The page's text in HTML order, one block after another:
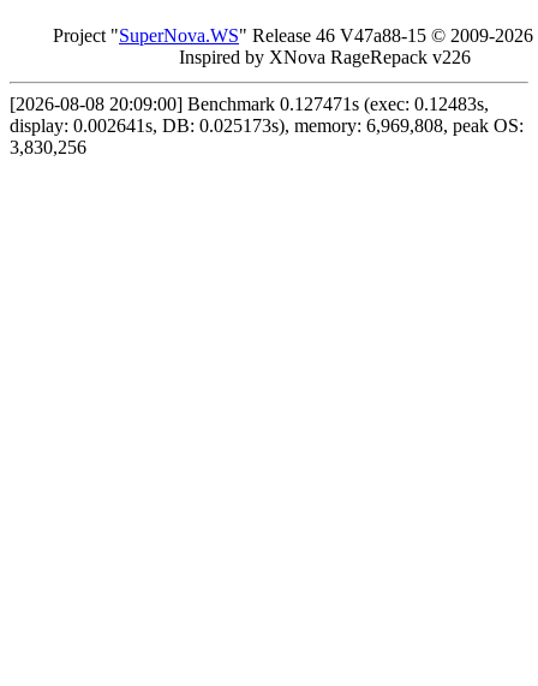
Project "SuperNova.WS" Release 46 V47a88-15 © 2009-2026
Inspired by XNova RageRepack v226
[2026-08-08 20:09:00] Benchmark 0.127471s (exec: 0.12483s,
display: 0.002641s, DB: 0.025173s), memory: 6,969,808, peak OS:
3,830,256